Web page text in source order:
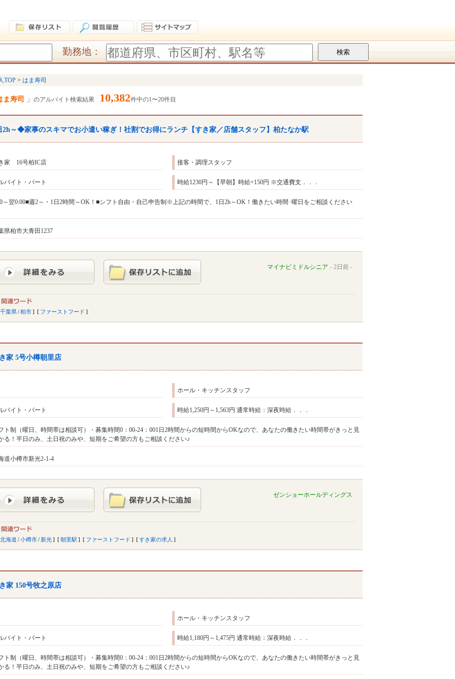
勤務地：
TOP はま寿司
ま寿司 のアルバイト検索結果 10,382件中の1〜20件目
2h～◆家事のスキマでお小遣い稼ぎ！社割でお得にランチ【すき家／店舗スタッフ】柏たなか駅
家 16号柏IC店 接客・調理スタッフ
バイト・パート 時給1230円～【早朝】時給+150円 ※交通費支．．．
～翌0:00■週2～・1日2時間～OK！■シフト自由・自己申告制※上記の時間で、1日2h～OK！働きたい時間･曜日をご相談ください
県柏市大青田1237
マイナビミドルシニア 2日前
千葉県/柏市 ファーストフード
家 5号小樽朝里店
ホール・キッチンスタッフ
バイト・パート 時給1,250円～1,563円 通常時給：深夜時給．．．
ト制（曜日、時間帯は相談可）・募集時間0：00‐24：001日2時間からの短時間からOKなので、あなたの働きたい時間帯がきっと見
る！平日のみ、土日祝のみや、短期をご希望の方もご相談ください♪
道小樽市新光2-1-4
ゼンショーホールディングス
北海道 /小樽市/ 新光 朝里駅 ファーストフード すき家の求人
家 150号牧之原店
ホール・キッチンスタッフ
バイト・パート 時給1,180円～1,475円 通常時給：深夜時給．．．
ト制（曜日、時間帯は相談可）・募集時間0：00‐24：001日2時間からの短時間からOKなので、あなたの働きたい時間帯がきっと見
る！平日のみ、土日祝のみや、短期をご希望の方もご相談ください♪